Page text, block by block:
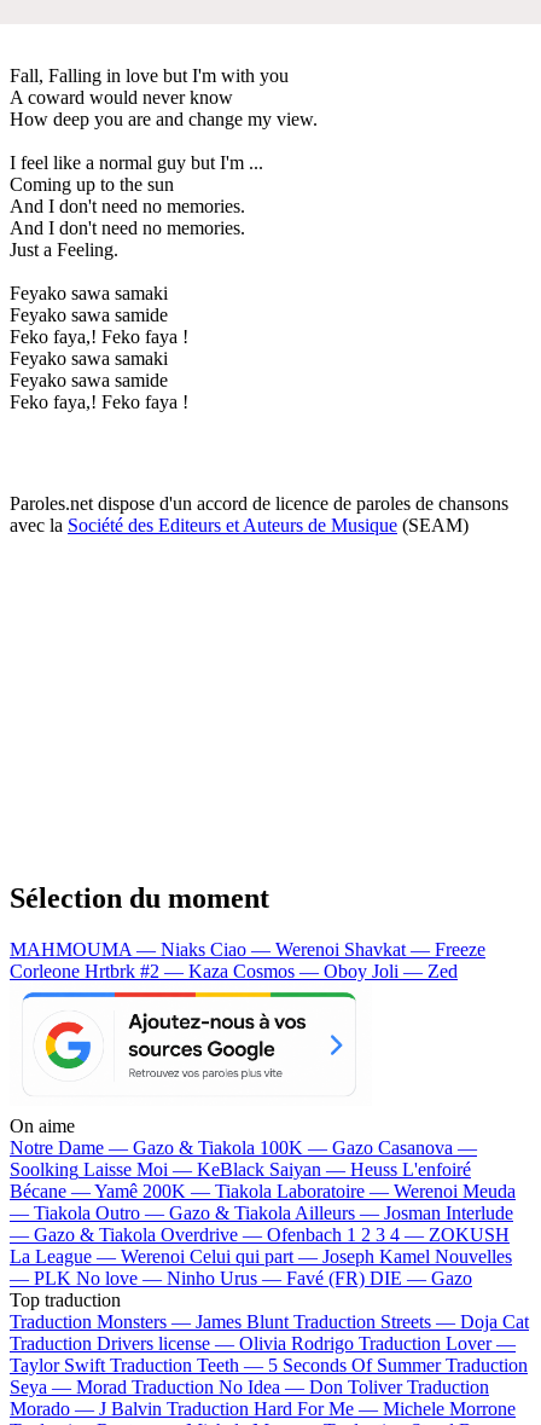
Fall, Falling in love but I'm with you
A coward would never know
How deep you are and change my view.
I feel like a normal guy but I'm ...
Coming up to the sun
And I don't need no memories.
And I don't need no memories.
Just a Feeling.
Feyako sawa samaki
Feyako sawa samide
Feko faya,! Feko faya !
Feyako sawa samaki
Feyako sawa samide
Feko faya,! Feko faya !
Paroles.net dispose d'un accord de licence de paroles de chansons
avec la Société des Editeurs et Auteurs de Musique (SEAM)
Sélection du moment
MAHMOUMA — Niaks Ciao — Werenoi Shavkat — Freeze
Corleone Hrtbrk #2 — Kaza Cosmos — Oboy Joli — Zed
On aime
Notre Dame — Gazo & Tiakola 100K — Gazo Casanova —
Soolking Laisse Moi — KeBlack Saiyan — Heuss L'enfoiré
Bécane —Yamê 200K — Tiakola Laboratoire — Werenoi Meuda
— Tiakola Outro — Gazo & Tiakola Ailleurs — Josman Interlude
— Gazo & Tiakola Overdrive — Ofenbach 1 2 3 4 — ZOKUSH
La League — Werenoi Celui qui part — Joseph Kamel Nouvelles
— PLK No love — Ninho Urus — Favé (FR) DIE — Gazo
Top traduction
Traduction Monsters — James Blunt Traduction Streets — Doja Cat
Traduction Drivers license — Olivia Rodrigo Traduction Lover —
Taylor Swift Traduction Teeth — 5 Seconds Of Summer Traduction
Seya — Morad Traduction No Idea — Don Toliver Traduction
Morado — J Balvin Traduction Hard For Me — Michele Morrone